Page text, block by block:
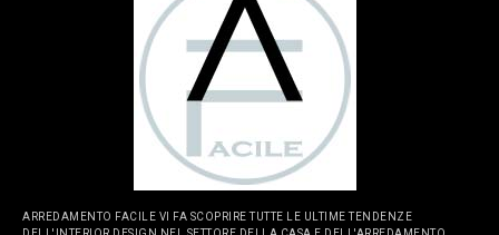
ARREDAMENTO FACILE VI FA SCOPRIRE TUTTE LE ULTIME TENDENZE